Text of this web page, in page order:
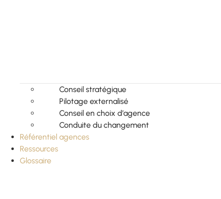
Conseil stratégique
Pilotage externalisé
Conseil en choix d’agence
Conduite du changement
Référentiel agences
Ressources
Glossaire